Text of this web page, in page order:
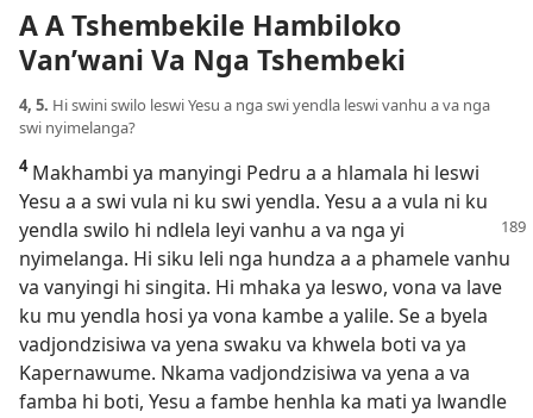
A A Tshembekile Hambiloko
Van’wani Va Nga Tshembeki
4, 5. Hi swini swilo leswi Yesu a nga swi yendla leswi vanhu a va nga
swi nyimelanga?
4Makhambi ya manyingi Pedru a a hlamala hi leswi
Yesu a a swi vula ni ku swi yendla. Yesu a a vula ni ku
yendla swilo hi ndlela leyi vanhu a va nga yi
nyimelanga. Hi siku leli nga hundza a a phamele vanhu
va vanyingi hi singita. Hi mhaka ya leswo, vona va lave
ku mu yendla hosi ya vona kambe a yalile. Se a byela
vadjondzisiwa va yena swaku va khwela boti va ya
Kapernawume. Nkama vadjondzisiwa va yena a va
famba hi boti, Yesu a fambe henhla ka mati ya lwandle